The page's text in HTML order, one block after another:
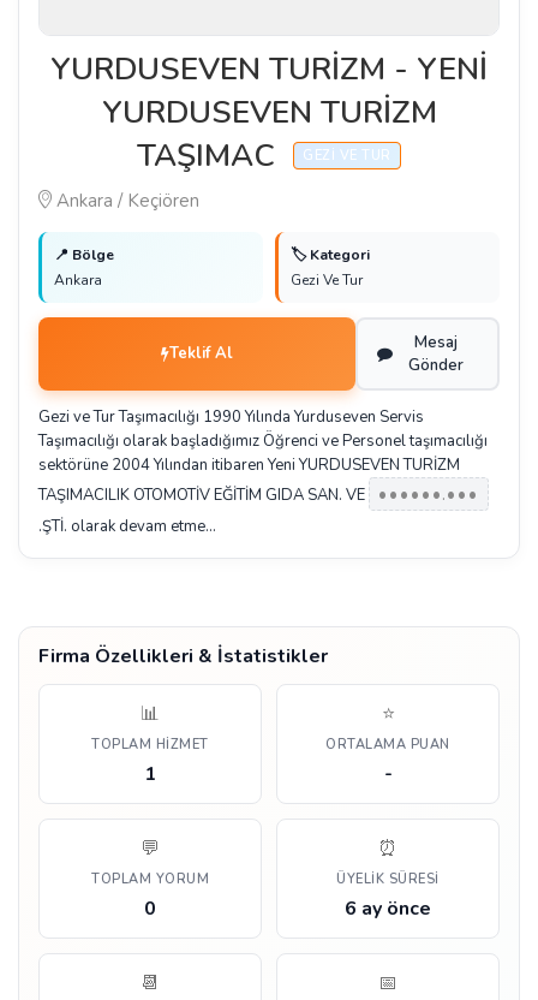
YURDUSEVEN TURİZM - YENİ
YURDUSEVEN TURİZM
TAŞIMAC
GEZI VE TUR
Ankara / Keçiören
📍 Bölge
Ankara
🏷️ Kategori
Gezi Ve Tur
Teklif Al
Mesaj
Gönder
Gezi ve Tur Taşımacılığı 1990 Yılında Yurduseven Servis
Taşımacılığı olarak başladığımız Öğrenci ve Personel taşımacılığı
sektörüne 2004 Yılından itibaren Yeni YURDUSEVEN TURİZM
TAŞIMACILIK OTOMOTİV EĞİTİM GIDA SAN. VE
••••••.•••
.ŞTİ. olarak devam etme…
Firma Özellikleri & İstatistikler
📊
TOPLAM HIZMET
1
⭐
ORTALAMA PUAN
-
💬
TOPLAM YORUM
0
⏰
ÜYELIK SÜRESI
6 ay önce
📆 📅